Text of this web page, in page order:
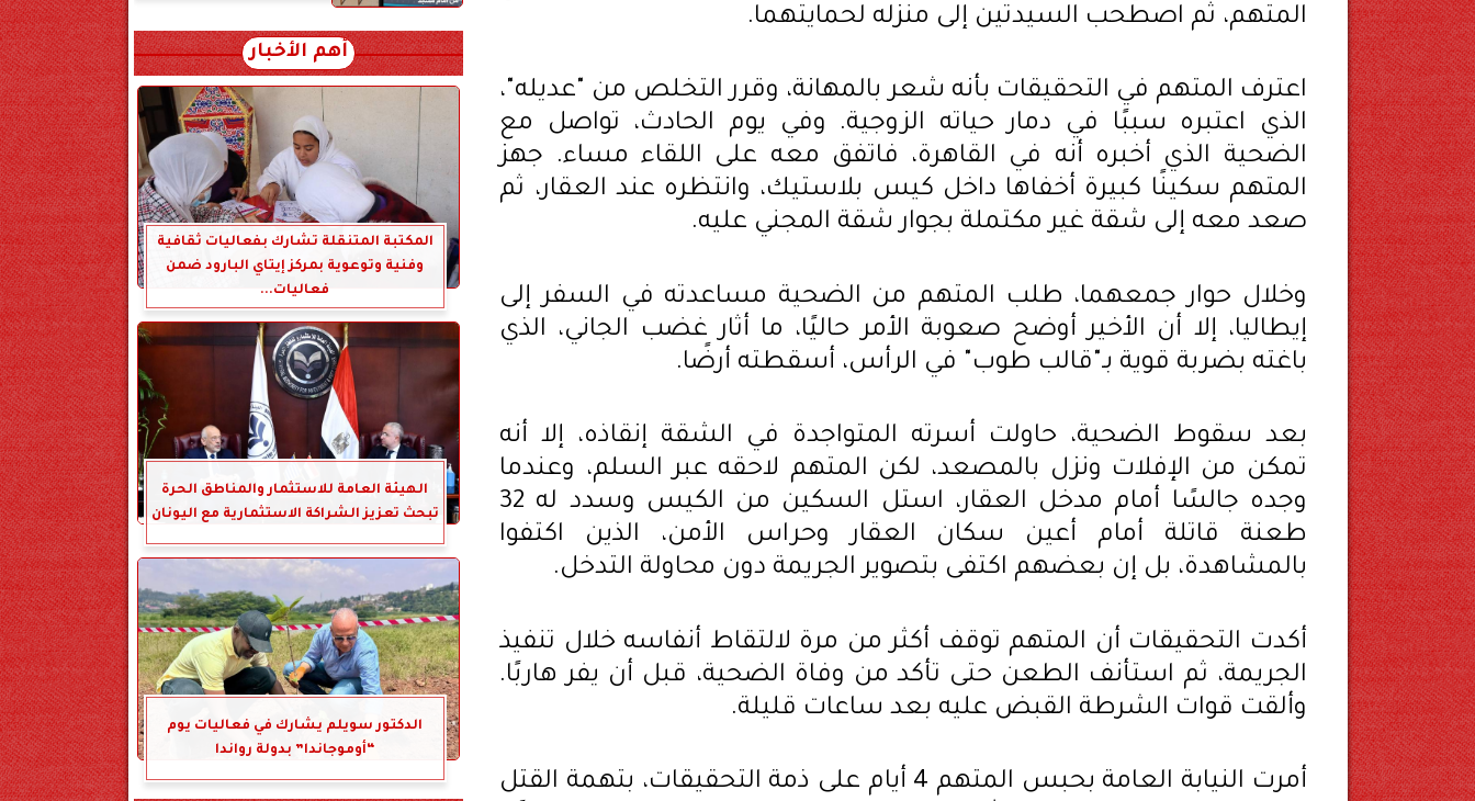
المتهم، ثم اصطحب السيدتين إلى منزله لحمايتهما.
اعترف المتهم في التحقيقات بأنه شعر بالمهانة، وقرر التخلص من "عديله"،
الذي اعتبره سببًا في دمار حياته الزوجية. وفي يوم الحادث، تواصل مع
الضحية الذي أخبره أنه في القاهرة، فاتفق معه على اللقاء مساء. جهز
المتهم سكينًا كبيرة أخفاها داخل كيس بلاستيك، وانتظره عند العقار، ثم
صعد معه إلى شقة غير مكتملة بجوار شقة المجني عليه.
وخلال حوار جمعهما، طلب المتهم من الضحية مساعدته في السفر إلى
إيطاليا، إلا أن الأخير أوضح صعوبة الأمر حاليًا، ما أثار غضب الجاني، الذي
باغته بضربة قوية بـ"قالب طوب" في الرأس، أسقطته أرضًا.
بعد سقوط الضحية، حاولت أسرته المتواجدة في الشقة إنقاذه، إلا أنه
تمكن من الإفلات ونزل بالمصعد، لكن المتهم لاحقه عبر السلم، وعندما
وجده جالسًا أمام مدخل العقار، استل السكين من الكيس وسدد له 32
طعنة قاتلة أمام أعين سكان العقار وحراس الأمن، الذين اكتفوا
بالمشاهدة، بل إن بعضهم اكتفى بتصوير الجريمة دون محاولة التدخل.
أكدت التحقيقات أن المتهم توقف أكثر من مرة لالتقاط أنفاسه خلال تنفيذ
الجريمة، ثم استأنف الطعن حتى تأكد من وفاة الضحية، قبل أن يفر هاربًا.
وألقت قوات الشرطة القبض عليه بعد ساعات قليلة.
أمرت النيابة العامة بحبس المتهم 4 أيام على ذمة التحقيقات، بتهمة القتل
أهم الأخبار
المكتبة المتنقلة تشارك بفعاليات ثقافية
وفنية وتوعوية بمركز إيتاي البارود ضمن
فعاليات...
الهيئة العامة للاستثمار والمناطق الحرة
تبحث تعزيز الشراكة الاستثمارية مع اليونان
الدكتور سويلم يشارك في فعاليات يوم
“أوموجاندا” بدولة رواندا